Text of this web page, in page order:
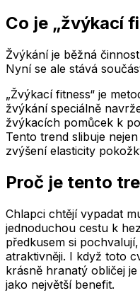
Co je „žvýkací
Žvýkání je běžná
Nyní se ale stává
„Žvýkací fitness“ je
žvýkání speciálně
žvýkacích pomůcek k
Tento trend slibuje
zvýšení elasticity
Proč je tento
Chlapci chtějí vypadat
jednoduchou cestu k
předkusem si
atraktivněji. I když toto
krásně hranatý obličej
jako největší benefit.